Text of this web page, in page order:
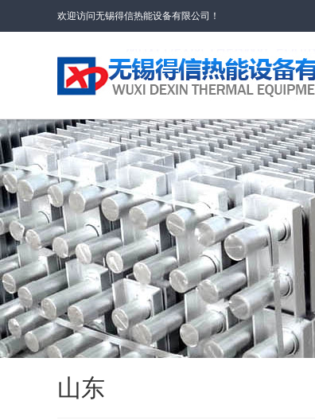
欢迎访问无锡得信热能设备有限公司！
山东